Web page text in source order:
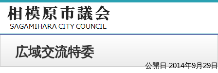
広域交流特委
公開日 2014年9月29日